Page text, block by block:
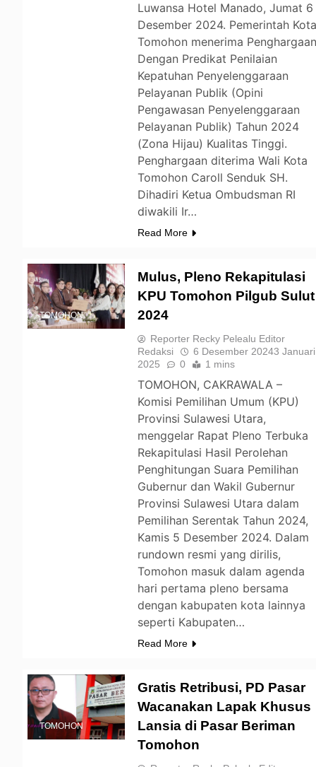
Luwansa Hotel Manado, Jumat 6
Desember 2024. Pemerintah
Tomohon menerima
Dengan Predikat Penilaian
Kepatuhan Penyelenggaraan
Pelayanan Publik (Opini
Pengawasan Penyelenggaraan
Pelayanan Publik) Tahun 2024
(Zona Hijau) Kualitas Tinggi.
Penghargaan diterima Wali Kota
Tomohon Caroll Senduk SH.
Dihadiri Ketua Ombudsman RI
diwakili Ir…
Read More
TOMOHON
Mulus, Pleno Rekapitulasi
KPU Tomohon Pilgub Sulut
2024
Reporter Recky Pelealu Editor
Redaksi
6 Desember 20243 Januari
2025
0 1 mins
TOMOHON, CAKRAWALA –
Komisi Pemilihan Umum (KPU)
Provinsi Sulawesi Utara,
menggelar Rapat Pleno Terbuka
Rekapitulasi Hasil Perolehan
Penghitungan Suara Pemilihan
Gubernur dan Wakil Gubernur
Provinsi Sulawesi Utara dalam
Pemilihan Serentak Tahun 2024,
Kamis 5 Desember 2024. Dalam
rundown resmi yang dirilis,
Tomohon masuk dalam agenda
hari pertama pleno bersama
dengan kabupaten kota lainnya
seperti Kabupaten…
Read More
TOMOHON
Gratis Retribusi, PD Pasar
Wacanakan Lapak Khusus
Lansia di Pasar Beriman
Tomohon